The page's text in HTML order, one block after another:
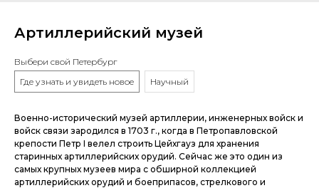
Артиллерийский музей
Выбери свой Петербург
Где узнать и увидеть новое
Научный
Военно-исторический музей артиллерии, инженерных войск и
войск связи зародился в 1703 г., когда в Петропавловской
крепости Петр I велел строить Цейхгауз для хранения
старинных артиллерийских орудий. Сейчас же это один из
самых крупных музеев мира с обширной коллекцией
артиллерийских орудий и боеприпасов, стрелкового и